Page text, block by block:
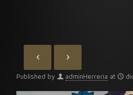
Published by adminHerreria at